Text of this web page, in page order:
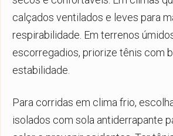
calçados ventilados e leves para
respirabilidade. Em terrenos
escorregadios, priorize tênis com
estabilidade.
Para corridas em clima frio,
isolados com sola antiderrapante